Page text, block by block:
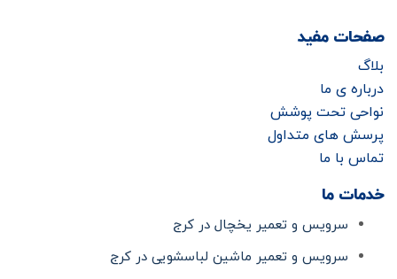
صفحات مفید
بلاگ
درباره ی ما
نواحی تحت پوشش
پرسش های متداول
تماس با ما
خدمات ما
سرویس و تعمیر یخچال در کرج
سرویس و تعمیر ماشین لباسشویی در کرج